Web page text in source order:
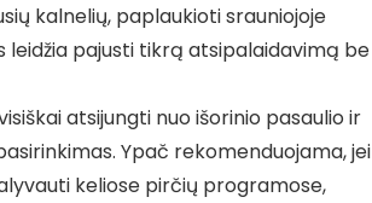
kalnelių, paplaukioti srauniojoje
leidžia pajusti tikrą atsipalaidavimą be
atsijungti nuo išorinio pasaulio ir
Ypač rekomenduojama, jei
keliose pirčių programose,